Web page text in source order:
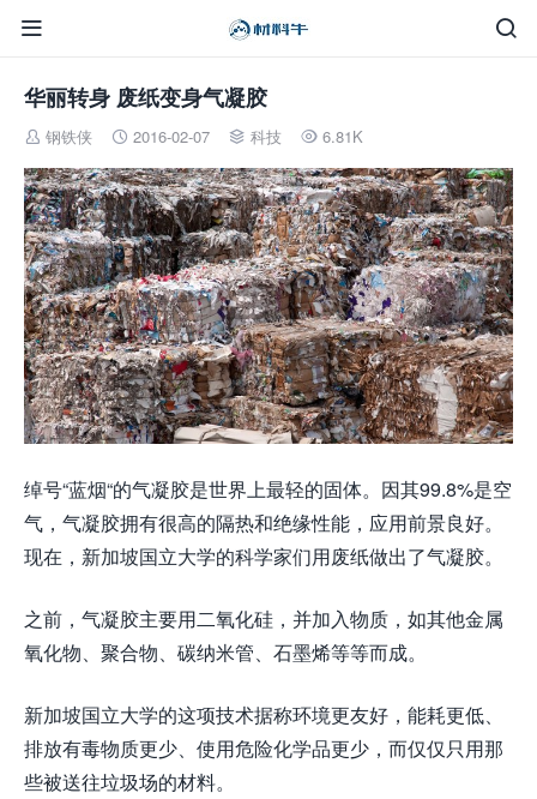


华丽转身 废纸变身气凝胶
 钢铁侠  2016-02-07  科技  6.81K
绰号“蓝烟“的气凝胶是世界上最轻的固体。因其99.8%是空
气，气凝胶拥有很高的隔热和绝缘性能，应用前景良好。
现在，新加坡国立大学的科学家们用废纸做出了气凝胶。
之前，气凝胶主要用二氧化硅，并加入物质，如其他金属
氧化物、聚合物、碳纳米管、石墨烯等等而成。
新加坡国立大学的这项技术据称环境更友好，能耗更低、
排放有毒物质更少、使用危险化学品更少，而仅仅只用那
些被送往垃圾场的材料。